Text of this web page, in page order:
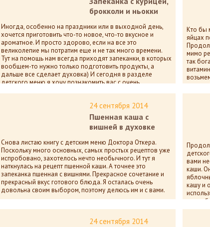
брокколи и ньокки
Иногда, особенно на праздники или в выходной день,
хочется приготовить что-то новое, что-то вкусное и
ароматное. И просто здорово, если на все это
великолепие мы потратим еще и не так много времени.
Тут на помощь нам всегда приходят запеканки, в которых
вообщем-то нужно только подготовить продукты, а
дальше все сделает духовка) И сегодня в разделе
детского меню я хочу познакомить вас с очень
пока нет комментариев
Кто бы
яйцах
мимо
так
24 сентября 2014
Пшенная каша с
вишней в духовке
Снова листаю книгу с детским меню Доктора Откера.
Поскольку много основных, самых простых рецептов уже
испробовано, захотелось нечто необычного. И тут я
наткнулась на рецепт пшенной каши. А точнее это
запеканка пшенная с вишнями. Прекрасное сочетание и
прекрасный вкус готового блюда. Я осталась очень
довольна своим выбором, поэтому делюсь им и с вами.
13 140 1
вами
каши.
кашу и
такое
24 сентября 2014